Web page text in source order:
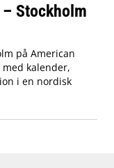
Stockholm
på American
med kalender,
i en nordisk